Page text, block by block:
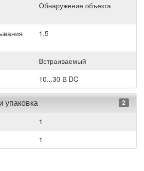
Обнаружение объекта
1,5
Встраиваемый
10...30 В DC
упаковка 2
1
1